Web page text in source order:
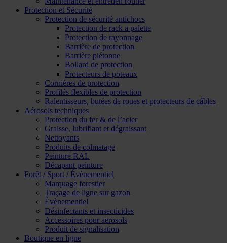
Protection et Sécurité
Protection de sécurité antichocs
Protection de rack a palette
Protection de rayonnage
Barrière de protection
Barrière piétonne
Bollard de protection
Protecteurs de poteaux
Cornières de protection
Profilés flexibles de protection
Ralentisseurs, butées de roues et protecteurs de câbles
Aérosols techniques
Protection du fer & de l’acier
Graisse, lubrifiant et dégraissant
Nettoyants
Produits de colmatage
Peinture RAL
Décapant peinture
Forêt / Sport / Évènementiel
Marquage forestier
Traçage de ligne sur gazon
Évènementiel
Désinfectants et insecticides
Accessoires pour aerosols
Produit de signalisation
Boutique en ligne